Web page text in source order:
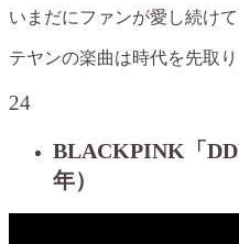
いまだにファンが愛し続けて
テヤンの楽曲は時代を先取り
24
BLACKPINK「
年）